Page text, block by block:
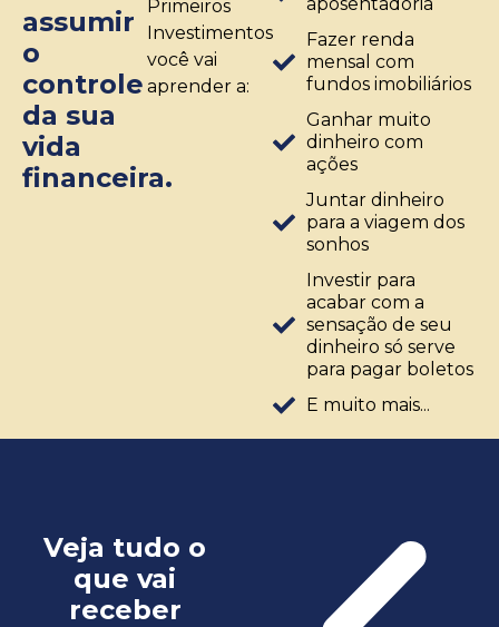
assumir
o
controle
da sua
vida
financeira.
Primeiros
Investimentos
você vai
aprender a:
Fazer renda
mensal com
fundos imobiliários
Ganhar muito
dinheiro com
ações
Juntar dinheiro
para a viagem dos
sonhos
Investir para
acabar com a
sensação de seu
dinheiro só serve
para pagar boletos
E muito mais...
Veja tudo o
que vai
receber